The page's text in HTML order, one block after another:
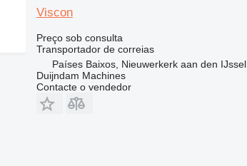
Viscon
Preço sob consulta
Transportador de correias
Países Baixos, Nieuwerkerk aan den IJssel
Duijndam Machines
Contacte o vendedor